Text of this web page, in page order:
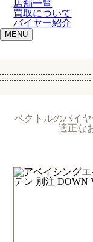
店舗一覧
買取について
バイヤー紹介
MENU
ベクトルのバイ
適正な